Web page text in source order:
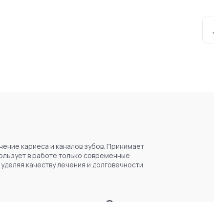
кариеса и каналов зубов. Принимает
в работе только современные
качеству лечения и долговечности